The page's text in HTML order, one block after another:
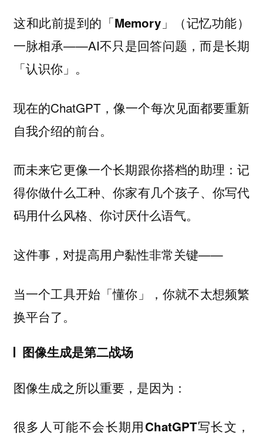
这和此前提到的「Memory」（记忆功能）
一脉相承——AI不只是回答问题，而是长期
「认识你」。
现在的ChatGPT，像一个每次见面都要重新
自我介绍的前台。
而未来它更像一个长期跟你搭档的助理：记
得你做什么工种、你家有几个孩子、你写代
码用什么风格、你讨厌什么语气。
这件事，对提高用户黏性非常关键——
当一个工具开始「懂你」，你就不太想频繁
换平台了。
图像生成是第二战场
图像生成之所以重要，是因为：
很多人可能不会长期用ChatGPT写长文，